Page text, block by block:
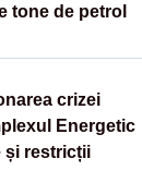
tone de petrol
crizei
Energetic
și restricții